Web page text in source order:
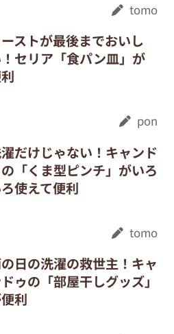
tomo
ーストが最後までおいし
セリア「食パン皿」が
pon
だけじゃない！キャンド
「くま型ピンチ」がいろ
使えて便利
tomo
日の洗濯の救世主！キャ
ゥの「部屋干しグッズ」
利